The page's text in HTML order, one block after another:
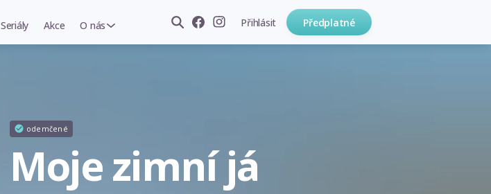
Seriály Akce O nás Přihlásit Předplatné
odemčené
Moje zimní já